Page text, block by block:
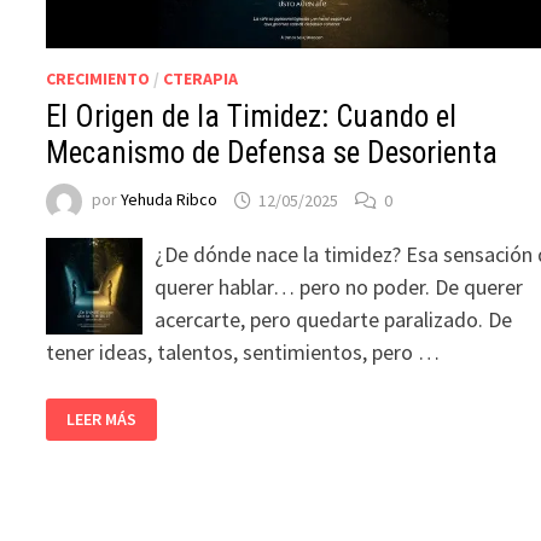
CRECIMIENTO / CTERAPIA
El Origen de la Timidez: Cuando el
Mecanismo de Defensa se Desorienta
porYehuda Ribco 12/05/2025 0
¿De dónde nace la timidez? Esa sensación
querer hablar… pero no poder. De querer
acercarte, pero quedarte paralizado. De
tener ideas, talentos, sentimientos, pero …
LEER MÁS